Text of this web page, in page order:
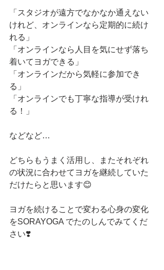
「スタジオが遠方でなかなか通えない
けれど、オンラインなら定期的に続け
れる」
「オンラインなら人目を気にせず落ち
着いてヨガできる」
「オンラインだから気軽に参加でき
る」
「オンラインでも丁寧な指導が受けれ
る！」
などなど…
どちらもうまく活用し、またそれぞれ
の状況に合わせてヨガを継続していた
だけたらと思います😊
ヨガを続けることで変わる心身の変化
をSORAYOGA でたのしんでみてくだ
さい❣️